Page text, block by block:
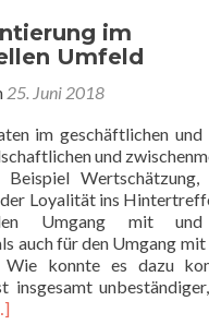
im
Umfeld
25. Juni 2018
im geschäftlichen
und
Wertschätzung,
Loyalität ins
Umgang mit und
auch für den Umgang
Wie konnte es dazu